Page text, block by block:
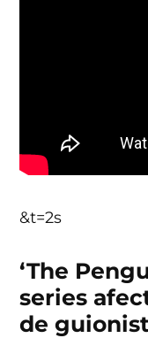
&t=2s
‘The
series
de